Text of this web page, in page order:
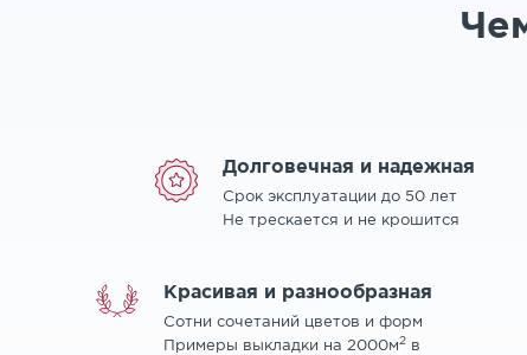
Долговечная и надежная
Срок эксплуатации до 50 лет
Не трескается и не крошится
Красивая и разнообразная
Сотни сочетаний цветов и форм
Примеры выкладки на 2000м2в